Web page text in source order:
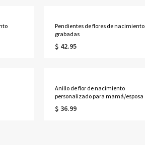
Pendientes de flores de nacimiento
grabadas
$ 42.95
Anillo de flor de nacimiento
personalizado para mamá/esposa
$ 36.99